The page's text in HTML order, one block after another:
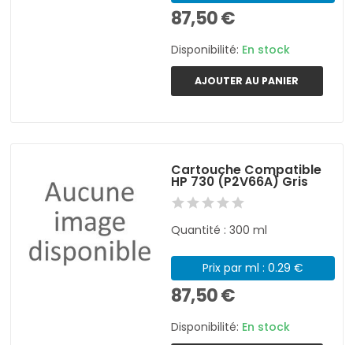
87,50 €
Disponibilité: En stock
AJOUTER AU PANIER
Cartouche Compatible
HP 730 (P2V66A) Gris
Quantité : 300 ml
Prix par ml : 0.29 €
87,50 €
Disponibilité: En stock